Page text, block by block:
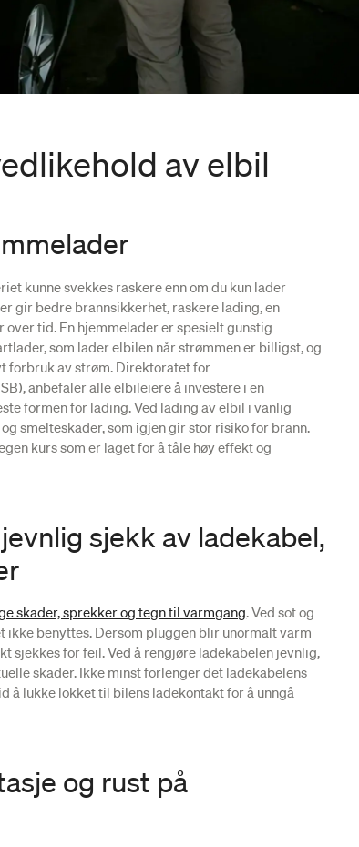
av elbil
kunne svekkes raskere enn om du kun lader
gir bedre brannsikkerhet, raskere lading, en
tid. En hjemmelader er spesielt gunstig
som lader elbilen når strømmen er billigst, og
forbruk av strøm. Direktoratet for
anbefaler alle elbileiere å investere i en
formen for lading. Ved lading av elbil i vanlig
smelteskader, som igjen gir stor risiko for brann.
kurs som er laget for å tåle høy effekt og
sjekk av ladekabel,
skader, sprekker og tegn til varmgang. Ved sot og
ikke benyttes. Dersom pluggen blir unormalt varm
sjekkes for feil. Ved å rengjøre ladekabelen jevnlig,
skader. Ikke minst forlenger det ladekabelens
å lukke lokket til bilens ladekontakt for å unngå
og rust på